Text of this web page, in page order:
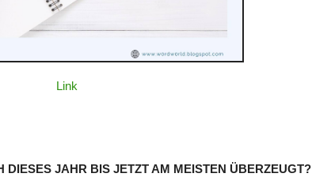
Link
DIESES JAHR BIS JETZT AM MEISTEN ÜBERZEUGT?